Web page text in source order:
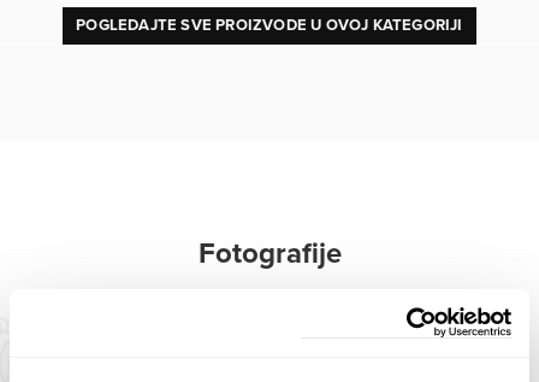
POGLEDAJTE SVE PROIZVODE U OVOJ KATEGORIJI
Fotografije